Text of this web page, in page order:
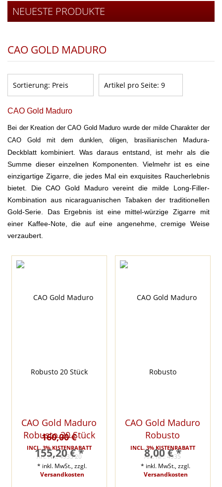
NEUESTE PRODUKTE
CAO GOLD MADURO
Sortierung: Preis Artikel pro Seite: 9
CAO Gold Maduro
Bei der Kreation der CAO Gold Maduro wurde der milde Charakter der
CAO Gold mit dem dunklen, öligen, brasilianischen Madura-
Deckblatt kombiniert. Was daraus entstand, ist mehr als die
Summe dieser einzelnen Komponenten. Vielmehr ist es eine
einzigartige Zigarre, die jedes Mal ein exquisites Raucherlebnis
bietet. Die CAO Gold Maduro vereint die milde Long-Filler-
Kombination aus nicaraguanischen Tabaken der traditionellen
Gold-Serie. Das Ergebnis ist eine mittel-würzige Zigarre mit
einer Kaffee-Note, die auf eine angenehme, cremige Weise
verzaubert.
CAO Gold Maduro
Robusto 20 Stück
INCL. 3% KISTENRABATT
Art. Nr.: 4935 20
155,20 € *
160,00 €
* inkl. MwSt., zzgl.
Versandkosten
CAO Gold Maduro
Robusto
INCL. 3% KISTENRABATT
Art. Nr.: 4935
8,00 € *
* inkl. MwSt., zzgl.
Versandkosten